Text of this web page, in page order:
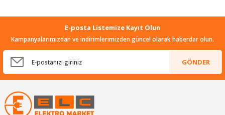
E-posta Listemize Kayıt Olun
Kampanyalarımızdan ve indirimlerimizden güncel olarak haberdar olun.
GÖNDER